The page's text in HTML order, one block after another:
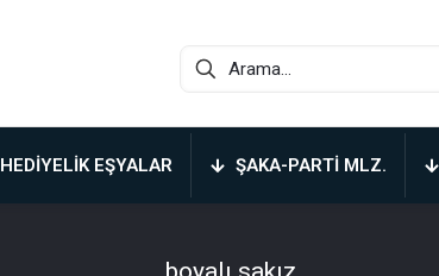
HEDIYELIK EŞYALAR ŞAKA-PARTI MLZ.